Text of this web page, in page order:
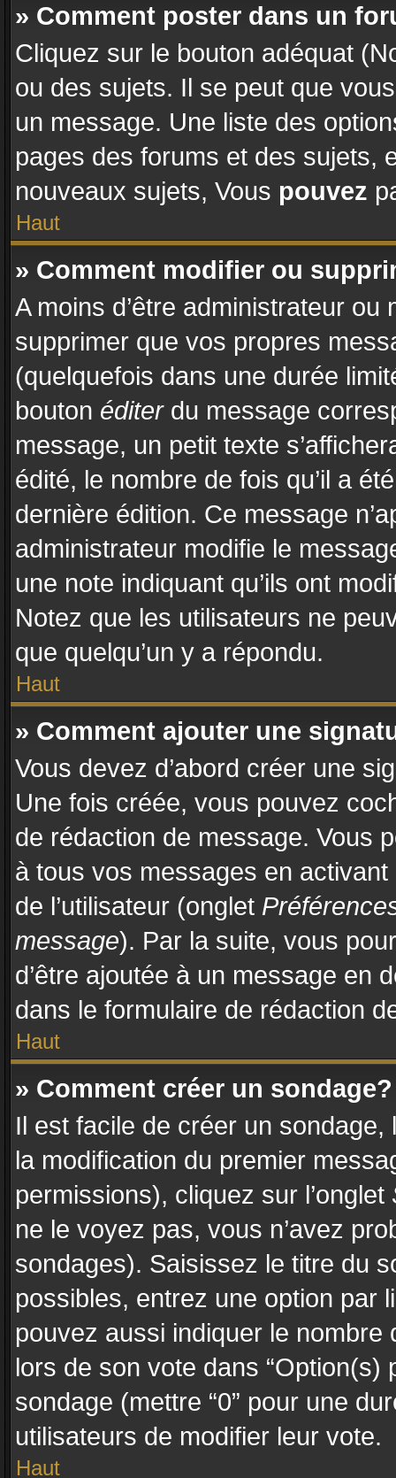
» Comment poster dans un
Cliquez sur le bouton adéquat
ou des sujets. Il se peut que
un message. Une liste des
pages des forums et des sujets,
nouveaux sujets, Vous pouvez
Haut
» Comment modifier ou
A moins d’être administrateur
supprimer que vos propres
(quelquefois dans une durée
bouton éditerdu message
message, un petit texte
édité, le nombre de fois qu’il a
dernière édition. Ce message
administrateur modifie le
une note indiquant qu’ils ont
Notez que les utilisateurs ne
que quelqu’un y a répondu.
Haut
» Comment ajouter une
Vous devez d’abord créer une
Une fois créée, vous pouvez
de rédaction de message. Vous
à tous vos messages en
de l’utilisateur (onglet
message). Par la suite, vous
d’être ajoutée à un message en
dans le formulaire de rédaction
Haut
» Comment créer un sondage?
Il est facile de créer un sondage,
la modification du premier
permissions), cliquez sur l’onglet
ne le voyez pas, vous n’avez
sondages). Saisissez le titre du
possibles, entrez une option par
pouvez aussi indiquer le nombre
lors de son vote dans “Option(s)
sondage (mettre “0” pour une
utilisateurs de modifier leur vote.
Haut